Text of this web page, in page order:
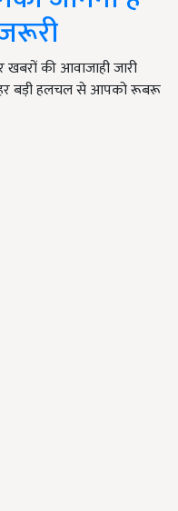
की आवाजाही जारी
बड़ी हलचल से आपको रूबरू